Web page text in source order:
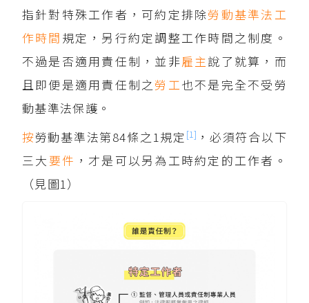
指針對特殊工作者，可約定排除勞動基準法 工
作時間 規定，另行約定調整工作時間之制度。
不過是否適用責任制，並非雇主說了就算，而
且即便是適用責任制之勞工也不是完全不受勞
動基準法保護。
按勞動基準法第84條之1規定 [1] ，必須符合以下
三大 要件 ，才是可以另為工時約定的工作者。
（見圖1）